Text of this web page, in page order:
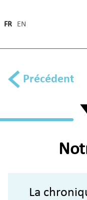
FR EN
Précédent
La